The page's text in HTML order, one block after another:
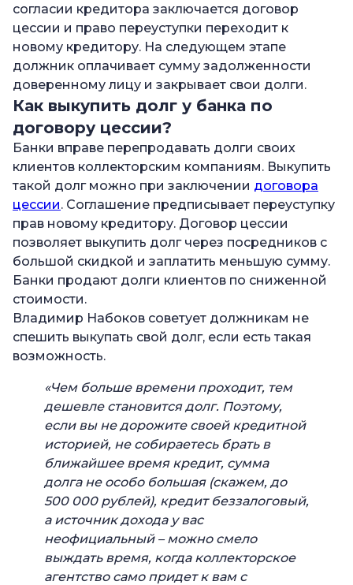
согласии кредитора заключается договор
цессии и право переуступки переходит к
новому кредитору. На следующем этапе
должник оплачивает сумму задолженности
доверенному лицу и закрывает свои долги.
Как выкупить долг у банка по
договору цессии?
Банки вправе перепродавать долги своих
клиентов коллекторским компаниям. Выкупить
такой долг можно при заключении договора
цессии. Соглашение предписывает переуступку
прав новому кредитору. Договор цессии
позволяет выкупить долг через посредников с
большой скидкой и заплатить меньшую сумму.
Банки продают долги клиентов по сниженной
стоимости.
Владимир Набоков советует должникам не
спешить выкупать свой долг, если есть такая
возможность.
«Чем больше времени проходит, тем
дешевле становится долг. Поэтому,
если вы не дорожите своей кредитной
историей, не собираетесь брать в
ближайшее время кредит, сумма
долга не особо большая (скажем, до
500 000 рублей), кредит беззалоговый,
а источник дохода у вас
неофициальный – можно смело
выждать время, когда коллекторское
агентство само придет к вам с